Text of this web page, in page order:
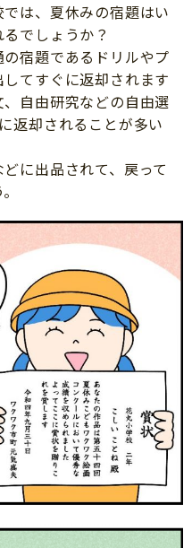
は、夏休みの宿題はい
でしょうか？
宿題であるドリルやプ
てすぐに返却されます
自由研究などの自由選
返却されることが多い
に出品されて、戻って